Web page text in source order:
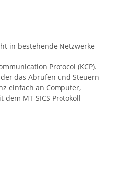
in bestehende Netzwerke
Protocol (KCP).
das Abrufen und Steuern
einfach an Computer,
MT-SICS Protokoll